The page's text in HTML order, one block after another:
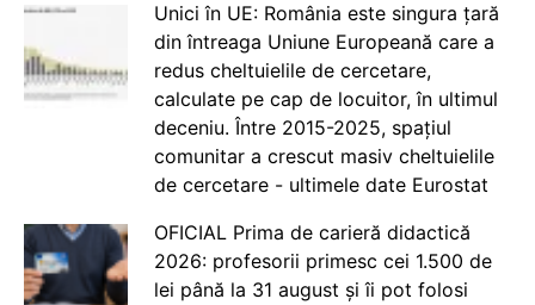
Unici în UE: România este singura țară
din întreaga Uniune Europeană care a
redus cheltuielile de cercetare,
calculate pe cap de locuitor, în ultimul
deceniu. Între 2015-2025, spațiul
comunitar a crescut masiv cheltuielile
de cercetare - ultimele date Eurostat
OFICIAL Prima de carieră didactică
2026: profesorii primesc cei 1.500 de
lei până la 31 august și îi pot folosi